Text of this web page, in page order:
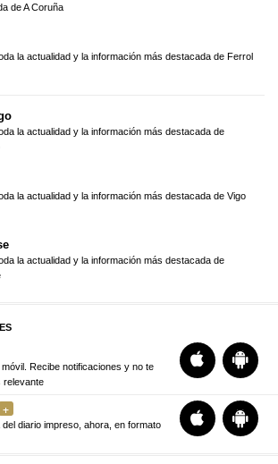
de A Coruña
la actualidad y la información más destacada de Ferrol
la actualidad y la información más destacada de
la actualidad y la información más destacada de Vigo
la actualidad y la información más destacada de
Recibe notificaciones y no te
relevante
diario impreso, ahora, en formato